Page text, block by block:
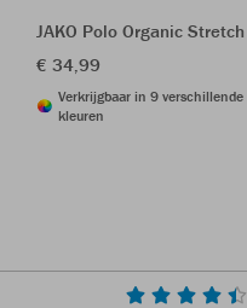
JAKO Polo Organic Stretch
€ 34,99
Verkrijgbaar in 9 verschillende
kleuren